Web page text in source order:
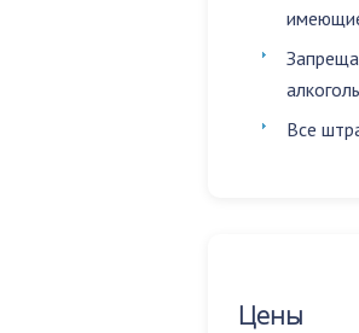
Все
Цены